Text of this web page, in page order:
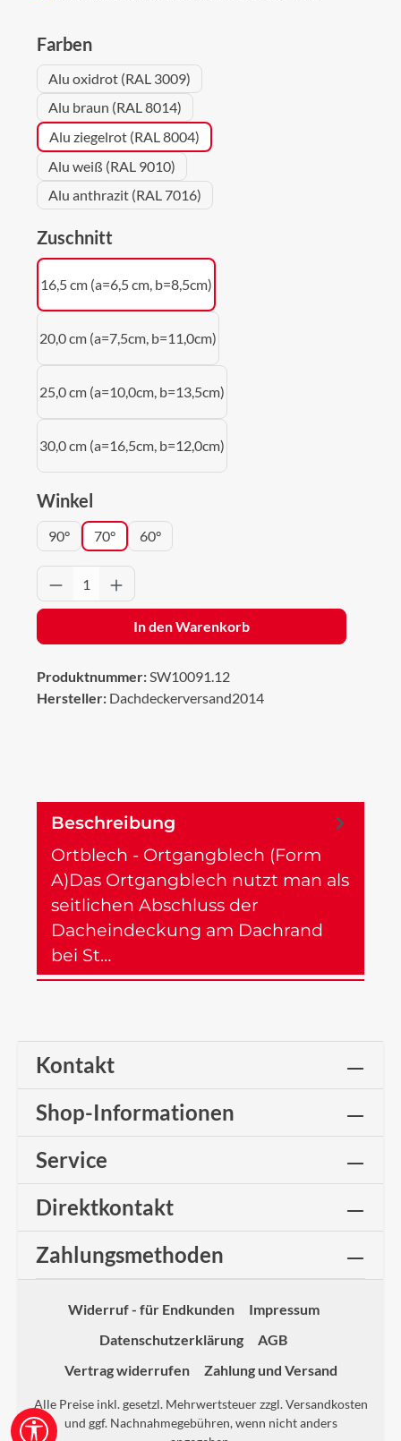
Farbenauswählen
Alu oxidrot (RAL 3009)
Alu braun (RAL 8014)
Alu ziegelrot (RAL 8004)
Alu weiß (RAL 9010)
Alu anthrazit (RAL 7016)
Zuschnitt
16,5 cm (a=6,5 cm, b=8,5cm)
20,0 cm (a=7,5cm, b=11,0cm)
25,0 cm (a=10,0cm, b=13,5cm)
30,0 cm (a=16,5cm, b=12,0cm)
Winkel
90° 70° 60°
Produkt Anzahl: Gib den gewünschten
In den Warenkorb
Produktnummer:SW10091.12
Hersteller: Dachdeckerversand2014
Beschreibung
Ortblech - Ortgangblech (Form
A)Das Ortgangblech nutzt man als
seitlichen Abschluss der
Dacheindeckung am Dachrand
bei St…
Kontakt
Shop-Informationen
Service
Direktkontakt
Zahlungsmethoden
Widerruf - für Endkunden
Impressum
Datenschutzerklärung
AGB
Vertrag widerrufen
Zahlung und Versand
Alle Preise inkl. gesetzl. Mehrwertsteuer zzgl.Versandkosten
und ggf. Nachnahmegebühren, wenn nicht anders
Werkzeugleiste anzeigen